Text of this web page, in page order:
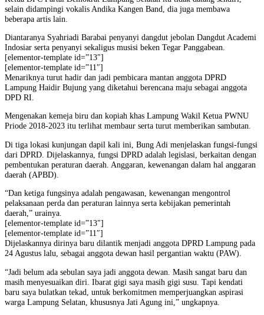
selain didampingi vokalis Andika Kangen Band, dia juga membawa
beberapa artis lain.
Diantaranya Syahriadi Barabai penyanyi dangdut jebolan Dangdut Academi
Indosiar serta penyanyi sekaligus musisi beken Tegar Panggabean.
[elementor-template id=”13″]
[elementor-template id=”11″]
Menariknya turut hadir dan jadi pembicara mantan anggota DPRD
Lampung Haidir Bujung yang diketahui berencana maju sebagai anggota
DPD RI.
Mengenakan kemeja biru dan kopiah khas Lampung Wakil Ketua PWNU
Priode 2018-2023 itu terlihat membaur serta turut memberikan sambutan.
Di tiga lokasi kunjungan dapil kali ini, Bung Adi menjelaskan fungsi-fungsi
dari DPRD. Dijelaskannya, fungsi DPRD adalah legislasi, berkaitan dengan
pembentukan peraturan daerah. Anggaran, kewenangan dalam hal anggaran
daerah (APBD).
“Dan ketiga fungsinya adalah pengawasan, kewenangan mengontrol
pelaksanaan perda dan peraturan lainnya serta kebijakan pemerintah
daerah,” urainya.
[elementor-template id=”13″]
[elementor-template id=”11″]
Dijelaskannya dirinya baru dilantik menjadi anggota DPRD Lampung pada
24 Agustus lalu, sebagai anggota dewan hasil pergantian waktu (PAW).
“Jadi belum ada sebulan saya jadi anggota dewan. Masih sangat baru dan
masih menyesuaikan diri. Ibarat gigi saya masih gigi susu. Tapi kendati
baru saya bulatkan tekad, untuk berkomitmen memperjuangkan aspirasi
warga Lampung Selatan, khususnya Jati Agung ini,” ungkapnya.